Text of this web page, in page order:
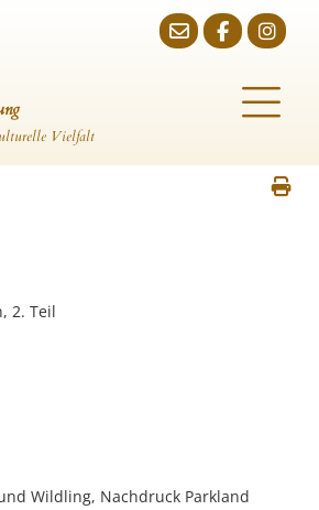
Vielfalt
2. Teil
Wildling, Nachdruck Parkland